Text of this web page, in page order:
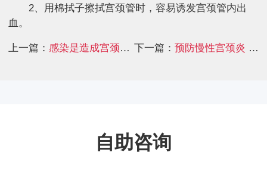
2、用棉拭子擦拭宫颈管时，容易诱发宫颈管内出
血。
上一篇： 感染是造成宫颈炎直接原因 预防要牢记这些事情
下一篇： 预防慢性宫颈炎 注
自助咨询